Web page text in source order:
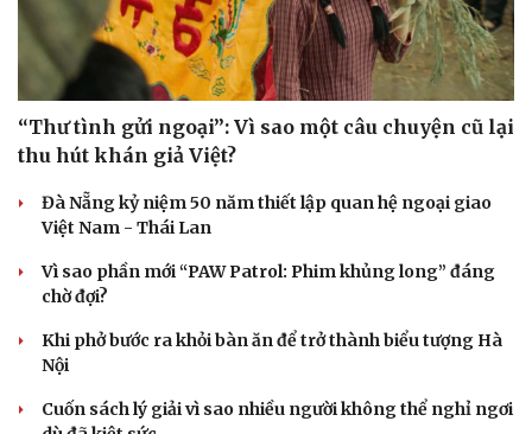
“Thư tình gửi ngoại”: Vì sao một câu chuyện cũ lại
thu hút khán giả Việt?
Đà Nẵng kỷ niệm 50 năm thiết lập quan hệ ngoại giao
Việt Nam - Thái Lan
Vì sao phần mới “PAW Patrol: Phim khủng long” đáng
chờ đợi?
Khi phở bước ra khỏi bàn ăn để trở thành biểu tượng Hà
Nội
Cuốn sách lý giải vì sao nhiều người không thể nghỉ ngơi